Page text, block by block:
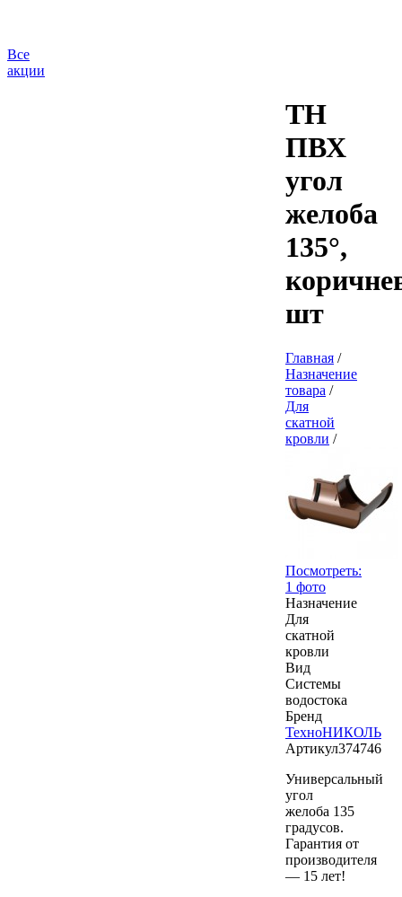
Все
акции
ТН
ПВХ
угол
желоба
135°,
шт
Главная /
Назначение
товара /
Для
скатной
кровли /
Посмотреть:
1 фото
Назначение
Для
скатной
кровли
Вид
Системы
водостока
Бренд
ТехноНИКОЛЬ
Артикул374746
Универсальный
угол
желоба 135
градусов.
Гарантия от
производителя
— 15 лет!